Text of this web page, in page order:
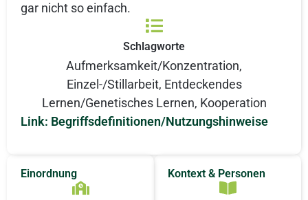
gar nicht so einfach.
Schlagworte
Aufmerksamkeit/Konzentration,
Einzel-/Stillarbeit, Entdeckendes
Lernen/Genetisches Lernen, Kooperation
Link: Begriffsdefinitionen/Nutzungshinweise
Einordnung Kontext & Personen